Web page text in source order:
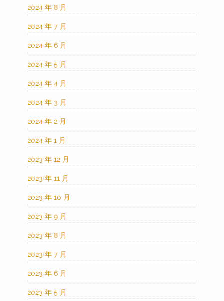
2024 年 8 月
2024 年 7 月
2024 年 6 月
2024 年 5 月
2024 年 4 月
2024 年 3 月
2024 年 2 月
2024 年 1 月
2023 年 12 月
2023 年 11 月
2023 年 10 月
2023 年 9 月
2023 年 8 月
2023 年 7 月
2023 年 6 月
2023 年 5 月